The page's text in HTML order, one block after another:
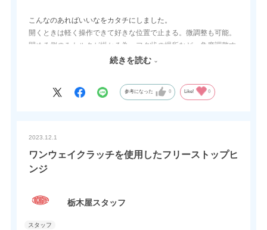
こんなのあればいいなをカタチにしました。
開くときは軽く操作できて好きな位置で止まる。微調整も可能。
閉める側のみトルクが掛かる為、フタ状の場所など、角度調整す
る場所などに使い易い商品です。
続きを読む
参考になった 0 Like! 0
2023.12.1
ワンウェイクラッチを使用したフリーストップヒ
ンジ
栃木屋スタッフ